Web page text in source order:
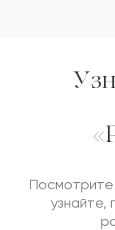
Посмотрите
узнайте,